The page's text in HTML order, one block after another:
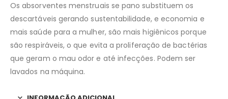
Os absorventes menstruais se pano substituem os
descartáveis gerando sustentabilidade, e economia e
mais saúde para a mulher, são mais higiênicos porque
são respiráveis, o que evita a proliferação de bactérias
que geram o mau odor e até infecções. Podem ser
lavados na máquina.